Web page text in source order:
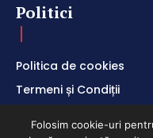
Politici
Politica de cookies
Termeni și Condiții
Folosim cookie-uri